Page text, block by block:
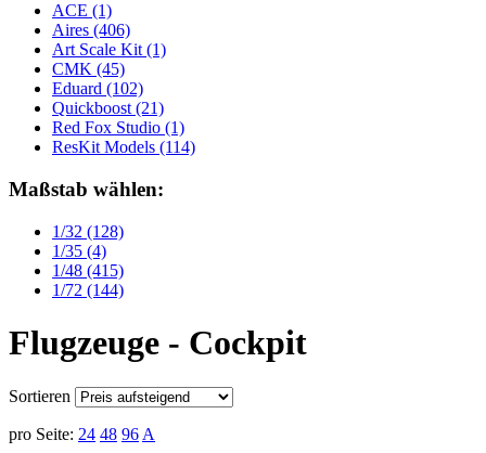
ACE (1)
Aires (406)
Art Scale Kit (1)
CMK (45)
Eduard (102)
Quickboost (21)
Red Fox Studio (1)
ResKit Models (114)
Maßstab wählen:
1/32 (128)
1/35 (4)
1/48 (415)
1/72 (144)
Flugzeuge - Cockpit
Sortieren
pro Seite: 24 48 96 A